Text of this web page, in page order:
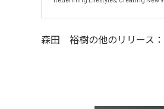
森田 裕樹の他のリリース：